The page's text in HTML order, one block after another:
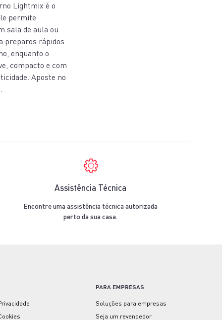
Lightmix é o
permite
sala de aula ou
preparos rápidos
enquanto o
compacto e com
Aposte no
Assistência Técnica
Encontre uma assistência técnica autorizada
perto da sua casa.
PARA EMPRESAS
Soluções para empresas
Seja um revendedor